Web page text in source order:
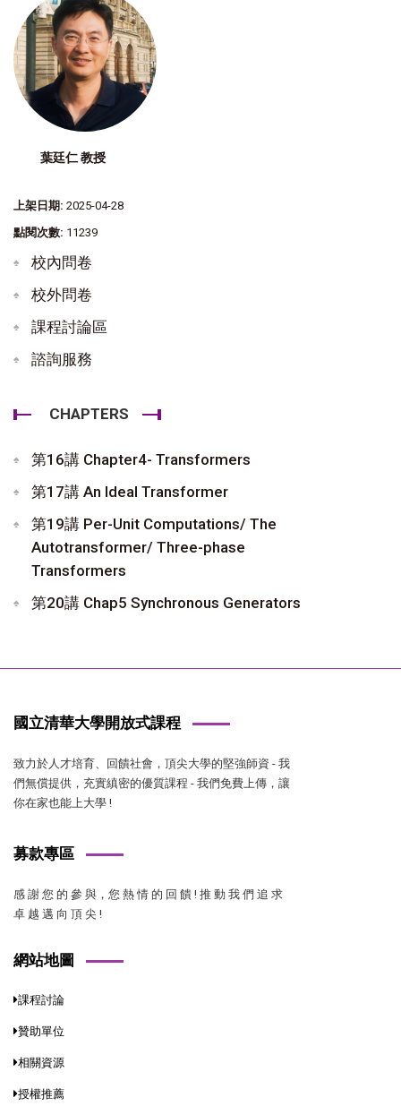
葉廷仁 教授
上架日期: 2025-04-28
點閱次數: 11239
校內問卷
校外問卷
課程討論區
諮詢服務
CHAPTERS
第16講 Chapter4- Transformers
第17講 An Ideal Transformer
第19講 Per-Unit Computations/ The
Autotransformer/ Three-phase
Transformers
第20講 Chap5 Synchronous Generators
國立清華大學開放式課程
致力於人才培育、回饋社會，頂尖大學的堅強師資 - 我
們無償提供，充實縝密的優質課程 - 我們免費上傳，讓
你在家也能上大學 !
募款專區
感 謝 您 的 參 與，您 熱 情 的 回 饋 ! 推 動 我 們 追 求
卓 越 邁 向 頂 尖 !
網站地圖
課程討論
贊助單位
相關資源
授權推薦